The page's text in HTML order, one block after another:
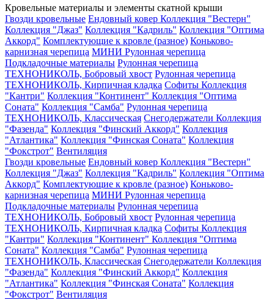
Кровельные материалы и элементы скатной крыши
Гвозди кровельные Ендовный ковер Коллекция "Вестерн"
Коллекция "Джаз" Коллекция "Кадриль" Коллекция "Оптима
Аккорд" Комплектующие к кровле (разное) Коньково-
карнизная черепица МИНИ Рулонная черепица
Подкладочные материалы Рулонная черепица
ТЕХНОНИКОЛЬ, Бобровый хвост Рулонная черепица
ТЕХНОНИКОЛЬ, Кирпичная кладка Софиты Коллекция
"Кантри" Коллекция "Континент" Коллекция "Оптима
Соната" Коллекция "Самба" Рулонная черепица
ТЕХНОНИКОЛЬ, Классическая Снегодержатели Коллекция
"Фазенда" Коллекция "Финский Аккорд" Коллекция
"Атлантика" Коллекция "Финская Соната" Коллекция
"Фокстрот" Вентиляция
Гвозди кровельные Ендовный ковер Коллекция "Вестерн"
Коллекция "Джаз" Коллекция "Кадриль" Коллекция "Оптима
Аккорд" Комплектующие к кровле (разное) Коньково-
карнизная черепица МИНИ Рулонная черепица
Подкладочные материалы Рулонная черепица
ТЕХНОНИКОЛЬ, Бобровый хвост Рулонная черепица
ТЕХНОНИКОЛЬ, Кирпичная кладка Софиты Коллекция
"Кантри" Коллекция "Континент" Коллекция "Оптима
Соната" Коллекция "Самба" Рулонная черепица
ТЕХНОНИКОЛЬ, Классическая Снегодержатели Коллекция
"Фазенда" Коллекция "Финский Аккорд" Коллекция
"Атлантика" Коллекция "Финская Соната" Коллекция
"Фокстрот" Вентиляция